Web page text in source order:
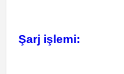
Şarj işlemi: